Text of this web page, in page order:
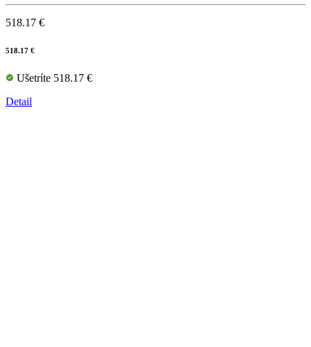
518.17 €
518.17 €
Ušetríte 518.17 €
Detail